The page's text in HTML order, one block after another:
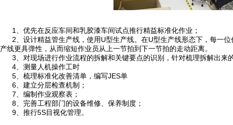
1、优先在反应车间和乳胶漆车间试点推行精益标准化作业；
2、设计精益管生产线，使用U型生产线。在U型生产线形态下，每一位
产线更具弹性，从而缩短作业员从上一节拍到下一节拍的走动距离。
3、对现场进行作业流程的拆解和关键要点的识别，针对梳理拆解出来
4、测量人机操作工时
5、梳理标准化改善清单，编写JES单
6、建立分层检查机制；
7、编制作业观察表；
8、完善工程部门的设备维修、保养制度；
9、推行5S目视化管理。